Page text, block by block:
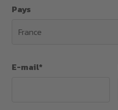
Pays
E-mail*